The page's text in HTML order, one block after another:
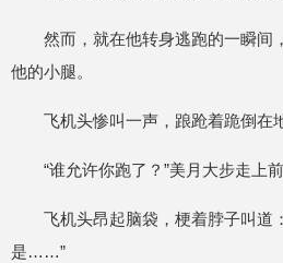
然而，就在他转身逃跑的一瞬间
他的小腿。
飞机头惨叫一声，踉跄着跪倒在
“谁允许你跑了？”美月大步走上
飞机头昂起脑袋，梗着脖子叫道
是……”